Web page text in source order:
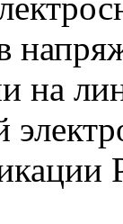
на